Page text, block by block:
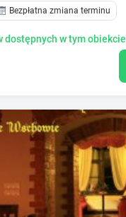
Bezpłatna zmiana terminu
w tym obiekcie